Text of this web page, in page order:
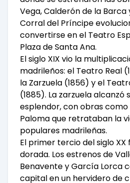
Vega, Calderón de la Barca
Corral del Príncipe
convertirse en el Teatro
Plaza de Santa Ana.
El siglo XIX vio la
madrileños: el Teatro Real
la Zarzuela (1856) y el
(1885). La zarzuela alcanzó
esplendor, con obras como
Paloma que retrataban la
populares madrileñas.
El primer tercio del siglo
dorada. Los estrenos de
Benavente y García Lorca
capital en un hervidero de